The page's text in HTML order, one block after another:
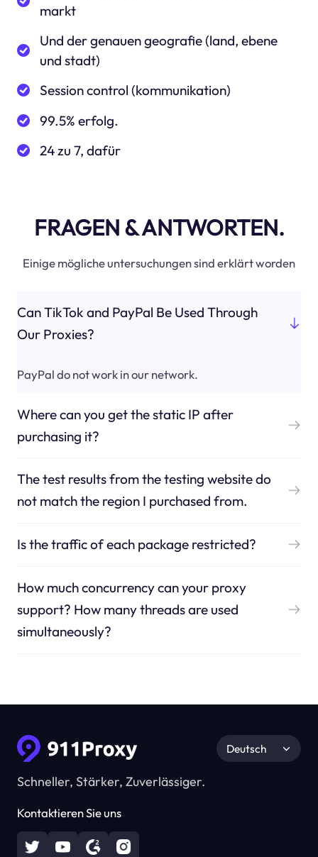
markt
Und der genauen geografie (land, ebene
und stadt)
Session control (kommunikation)
99.5% erfolg.
24 zu 7, dafür
FRAGEN & ANTWORTEN.
Einige mögliche untersuchungen sind erklärt worden
Can TikTok and PayPal Be Used Through
Our Proxies?
PayPal do not work in our network.
Where can you get the static IP after
purchasing it?
The test results from the testing website do
not match the region I purchased from.
Is the traffic of each package restricted?
How much concurrency can your proxy
support? How many threads are used
simultaneously?
Schneller, Stärker, Zuverlässiger.
Kontaktieren Sie uns
Deutsch